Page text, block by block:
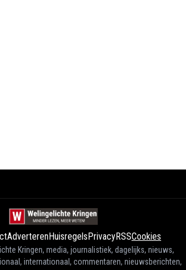
AdverterenHuisregels PrivacyRSSCookies
Kringen, media, journalistiek, dagelijks, nieuws,
internationaal, commentaren, nieuwsberichten,